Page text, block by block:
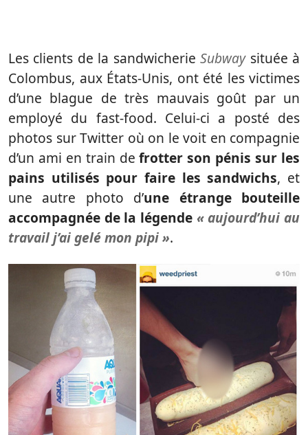
Les clients de la sandwicherieSubwaysituée à
Colombus, aux États-Unis, ont été les victimes
d’une blague de très mauvais goût par un
employé du fast-food. Celui-ci a posté des
photos sur Twitter où on le voit en compagnie
d’un ami en train defrotter son pénis sur les
pains utilisés pour faire les sandwichs, et
une autre photo d’une étrange bouteille
accompagnée de la légende « aujourd’hui au
travail j’ai gelé mon pipi ».